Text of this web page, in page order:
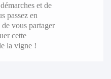
et de
passez en
vous partager
cette
la vigne !